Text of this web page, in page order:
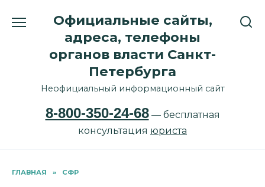
Официальные сайты,
адреса, телефоны
органов власти Санкт-
Петербурга
Неофициальный информационный сайт
8-800-350-24-68— бесплатная
консультация юриста
ГЛАВНАЯ » СФР